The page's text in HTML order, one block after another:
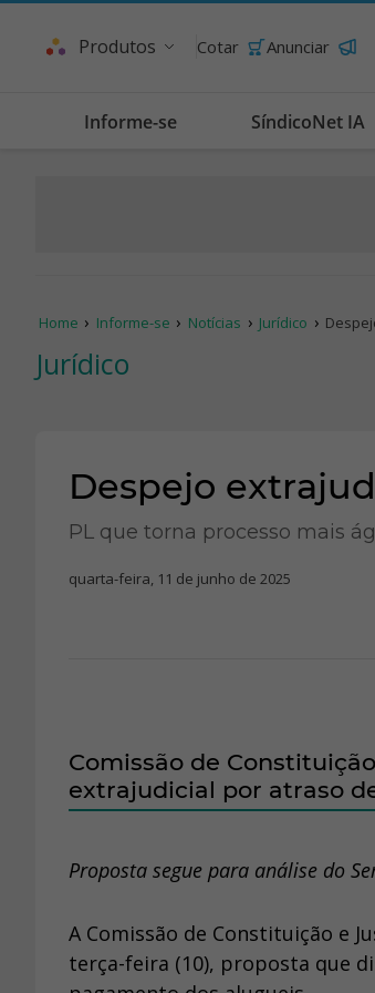
Produtos Cotar Anunciar
Informe-se SíndicoNet IA
Home Informe-se Notícias Jurídico
Jurídico
Despejo
PL que torna processo mais
quarta-feira, 11 de junho de 2025
Comissão de
extrajudicial por atraso
Proposta segue para análise do
A Comissão de Constituição e
terça-feira (10), proposta que